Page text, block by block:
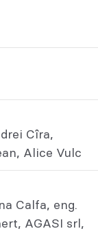
Cîra,
Alice Vulc
Calfa, eng.
AGASI srl,